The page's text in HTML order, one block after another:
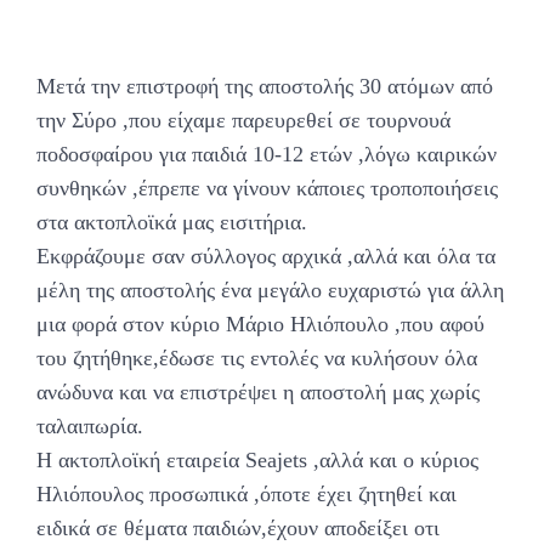
Μετά την επιστροφή της αποστολής 30 ατόμων από
την Σύρο ,που είχαμε παρευρεθεί σε τουρνουά
ποδοσφαίρου για παιδιά 10-12 ετών ,λόγω καιρικών
συνθηκών ,έπρεπε να γίνουν κάποιες τροποποιήσεις
στα ακτοπλοϊκά μας εισιτήρια.
Εκφράζουμε σαν σύλλογος αρχικά ,αλλά και όλα τα
μέλη της αποστολής ένα μεγάλο ευχαριστώ για άλλη
μια φορά στον κύριο Μάριο Ηλιόπουλο ,που αφού
του ζητήθηκε,έδωσε τις εντολές να κυλήσουν όλα
ανώδυνα και να επιστρέψει η αποστολή μας χωρίς
ταλαιπωρία.
Η ακτοπλοϊκή εταιρεία Seajets ,αλλά και ο κύριος
Ηλιόπουλος προσωπικά ,όποτε έχει ζητηθεί και
ειδικά σε θέματα παιδιών,έχουν αποδείξει οτι